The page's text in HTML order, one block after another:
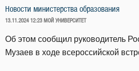
Новости министерства образования
ОПУБЛИКОВАНО
13.11.2024 12:23 МОЙ УНИВЕРСИТЕТ
Об этом сообщил руководитель
Музаев в ходе всероссийской